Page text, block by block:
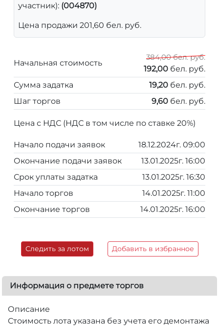
участник): (004870)
Цена продажи 201,60 бел. руб.
Начальная стоимость
384,00 бел. руб.
192,00 бел. руб.
Сумма задатка
19,20 бел. руб.
Шаг торгов
9,60 бел. руб.
Цена с НДС (НДС в том числе по ставке 20%)
Начало подачи заявок
18.12.2024г. 09:00
Окончание подачи заявок
13.01.2025г. 16:00
Срок уплаты задатка
13.01.2025г. 16:30
Начало торгов
14.01.2025г. 11:00
Окончание торгов
14.01.2025г. 16:00
Следить за лотом Добавить в избранное
Информация о предмете торгов
Описание
Стоимость лота указана без учета его демонтажа